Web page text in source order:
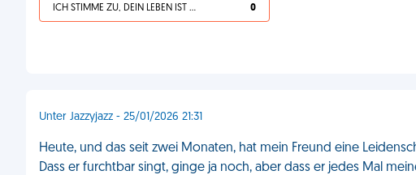
ICH STIMME ZU, DEIN LEBEN IST SCHEISSE 0
Unter Jazzyjazz - 25/01/2026 21:31
Heute, und das seit zwei Monaten, hat mein Freund eine
Dass er furchtbar singt, ginge ja noch, aber dass er jedes Mal